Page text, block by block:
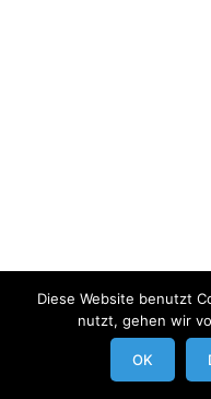
modrowgrafie.de © 2023 |
Businessportraits
Diese Website benutzt
nutzt, gehen wir
OK